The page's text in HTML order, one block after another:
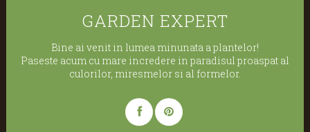
GARDEN EXPERT
Bine ai venit in lumea minunata a plantelor!
Paseste acum cu mare incredere in paradisul proaspat al
culorilor, miresmelor si al formelor.